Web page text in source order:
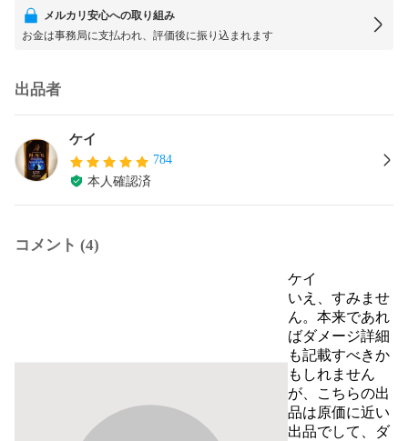
メルカリ安心への取り組み
お金は事務局に支払われ、評価後に振り込まれます
出品者
ケイ
784
本人確認済
コメント (4)
ケイ
いえ、すみませ
ん。本来であれ
ばダメージ詳細
も記載すべきか
もしれません
が、こちらの出
品は原価に近い
出品でして、ダ